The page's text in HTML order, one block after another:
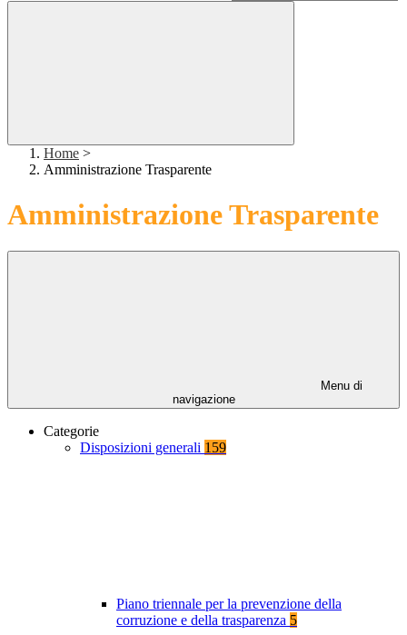
Home >
Amministrazione Trasparente
Amministrazione Trasparente
Menu di
navigazione
Categorie
Disposizioni generali 159
Piano triennale per la prevenzione della
corruzione e della trasparenza 5